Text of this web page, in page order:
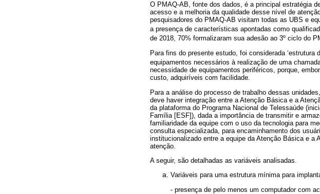
O PMAQ-AB, fonte dos dados, é a principal estratégia
acesso e a melhoria da qualidade desse nível de
pesquisadores do PMAQ-AB visitam todas as UBS e
a presença de características apontadas como
de 2018, 70% formalizaram sua adesão ao 3º ciclo do
Para fins do presente estudo, foi considerada
equipamentos necessários à realização de uma
necessidade de equipamentos periféricos, porque,
custo, adquiríveis com facilidade.
Para a análise do processo de trabalho dessas
deve haver integração entre a Atenção Básica e a
da plataforma do Programa Nacional de Telessaúde
Família [ESF]), dada a importância de transmitir e
familiaridade da equipe com o uso da tecnologia para
consulta especializada, para encaminhamento dos
institucionalizado entre a equipe da Atenção Básica e
atenção.
A seguir, são detalhadas as variáveis analisadas.
Variáveis para uma estrutura mínima para
- presença de pelo menos um computador com